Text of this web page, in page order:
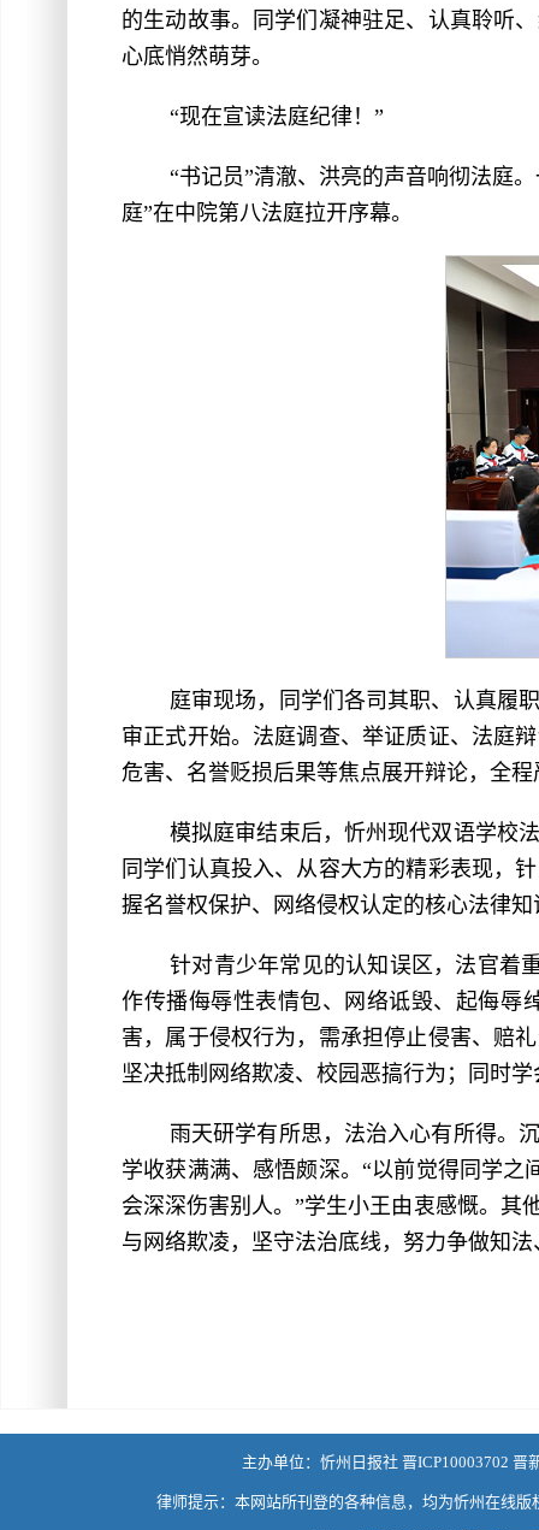
的生动故事。同学们凝神驻足、认真聆听
心底悄然萌芽。
“现在宣读法庭纪律！”
“书记员”清澈、洪亮的声音响彻法庭
庭”在中院第八法庭拉开序幕。
庭审现场，同学们各司其职、认真履
审正式开始。法庭调查、举证质证、法庭
危害、名誉贬损后果等焦点展开辩论，全
模拟庭审结束后，忻州现代双语学校
同学们认真投入、从容大方的精彩表现，
握名誉权保护、网络侵权认定的核心法律知
针对青少年常见的认知误区，法官着
作传播侮辱性表情包、网络诋毁、起侮辱
害，属于侵权行为，需承担停止侵害、赔
坚决抵制网络欺凌、校园恶搞行为；同时
雨天研学有所思，法治入心有所得。
学收获满满、感悟颇深。“以前觉得同学
会深深伤害别人。”学生小王由衷感慨。其
与网络欺凌，坚守法治底线，努力争做知
主办单位：忻州日报社 晋ICP10003702 晋
律师提示：本网站所刊登的各种信息，均为忻州在线